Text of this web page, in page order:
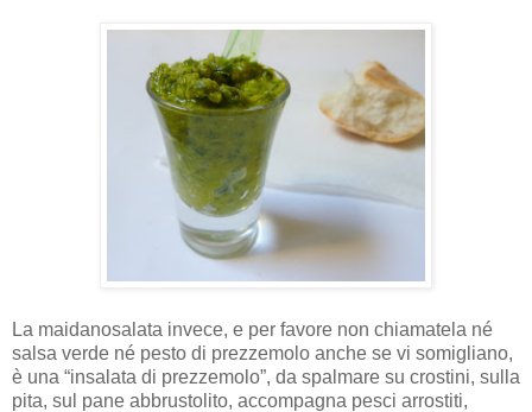
La maidanosalata invece, e per favore non chiamatela né
salsa verde né pesto di prezzemolo anche se vi somigliano,
è una “insalata di prezzemolo”, da spalmare su crostini, sulla
pita, sul pane abbrustolito, accompagna pesci arrostiti,